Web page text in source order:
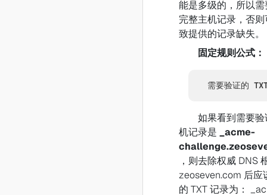
能是多级的，所以
完整主机记录，否
致提供的记录缺失。
固定规则公式：
需要验证的
如果看到需要
机记录是
_acme-
，则去除权威 DNS
zeoseven.com 后应
的 TXT 记录为：